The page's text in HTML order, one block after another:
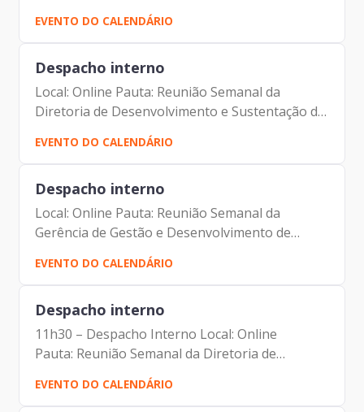
Mercado Participantes: - Francisco Forbes –
Presidente | Prodam-SP - André Tomiatto de
Oliveira - Assessor da...
EVENTO DO CALENDÁRIO
Despacho interno
Local: Online Pauta: Reunião Semanal da
Diretoria de Desenvolvimento e Sustentação de
Sistemas Participantes: - Francisco Forbes –
Presidente | Prodam-SP - André Tomiatto de
Oliveira - Assessor da...
EVENTO DO CALENDÁRIO
Despacho interno
Local: Online Pauta: Reunião Semanal da
Gerência de Gestão e Desenvolvimento de
Pessoas Participantes: - Francisco Forbes –
Presidente | Prodam-SP - André Tomiatto -
Assessor da Presidência |...
EVENTO DO CALENDÁRIO
Despacho interno
11h30 – Despacho Interno Local: Online
Pauta: Reunião Semanal da Diretoria de
Administração e Finanças Participantes: -
Francisco Forbes – Presidente | Prodam-SP -
EVENTO DO CALENDÁRIO